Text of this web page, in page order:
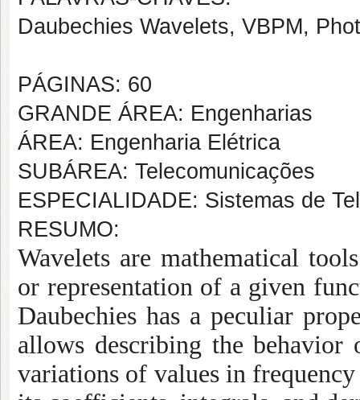
Daubechies Wavelets, VBPM,
PÁGINAS: 60
GRANDE ÁREA: Engenharias
ÁREA: Engenharia Elétrica
SUBÁREA: Telecomunicações
ESPECIALIDADE: Sistemas de
RESUMO:
Wavelets are mathematical
or representation of a given
Daubechies has a peculiar
allows describing the
variations of values in